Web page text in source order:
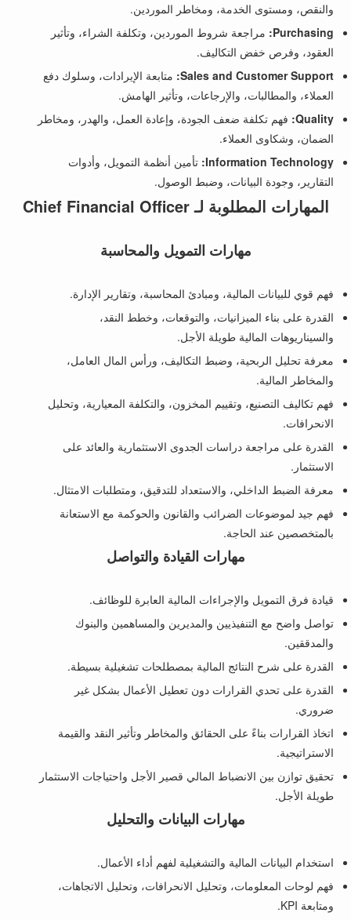
والنقص، ومستوى الخدمة، ومخاطر الموردين.
Purchasing: مراجعة شروط الموردين، وتكلفة الشراء، وتأثير
العقود، وفرص خفض التكاليف.
Sales and Customer Support: متابعة الإيرادات، وسلوك دفع
العملاء، والمطالبات، والإرجاعات، وتأثير الهامش.
Quality: فهم تكلفة ضعف الجودة، وإعادة العمل، والهدر، ومخاطر
الضمان، وشكاوى العملاء.
Information Technology: تأمين أنظمة التمويل، وأدوات
التقارير، وجودة البيانات، وضبط الوصول.
المهارات المطلوبة لـ Chief Financial Officer
مهارات التمويل والمحاسبة
فهم قوي للبيانات المالية، ومبادئ المحاسبة، وتقارير الإدارة.
القدرة على بناء الميزانيات، والتوقعات، وخطط النقد،
والسيناريوهات المالية طويلة الأجل.
معرفة تحليل الربحية، وضبط التكاليف، ورأس المال العامل،
والمخاطر المالية.
فهم تكاليف التصنيع، وتقييم المخزون، والتكلفة المعيارية، وتحليل
الانحرافات.
القدرة على مراجعة دراسات الجدوى الاستثمارية والعائد على
الاستثمار.
معرفة الضبط الداخلي، والاستعداد للتدقيق، ومتطلبات الامتثال.
فهم جيد لموضوعات الضرائب والقانون والحوكمة مع الاستعانة
بالمتخصصين عند الحاجة.
مهارات القيادة والتواصل
قيادة فرق التمويل والإجراءات المالية العابرة للوظائف.
تواصل واضح مع التنفيذيين والمديرين والمساهمين والبنوك
والمدققين.
القدرة على شرح النتائج المالية بمصطلحات تشغيلية بسيطة.
القدرة على تحدي القرارات دون تعطيل الأعمال بشكل غير
ضروري.
اتخاذ القرارات بناءً على الحقائق والمخاطر وتأثير النقد والقيمة
الاستراتيجية.
تحقيق توازن بين الانضباط المالي قصير الأجل واحتياجات الاستثمار
طويلة الأجل.
مهارات البيانات والتحليل
استخدام البيانات المالية والتشغيلية لفهم أداء الأعمال.
فهم لوحات المعلومات، وتحليل الانحرافات، وتحليل الاتجاهات،
ومتابعة KPI.